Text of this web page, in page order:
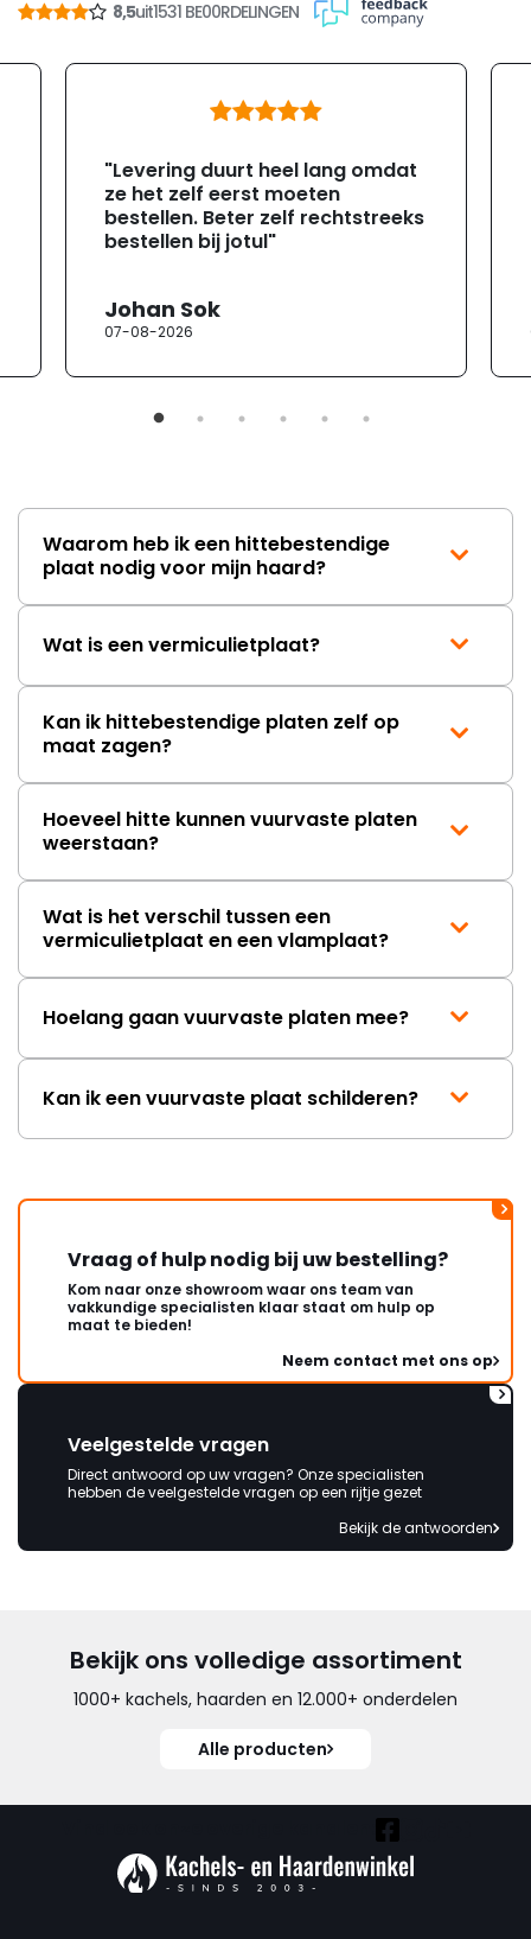
8,5uit1531 BE00RDELINGEN
"Levering duurt heel lang omdat
ze het zelf eerst moeten
bestellen. Beter zelf rechtstreeks
bestellen bij jotul"
Johan Sok
07-08-2026
Waarom heb ik een hittebestendige
plaat nodig voor mijn haard?
Wat is een vermiculietplaat?
Kan ik hittebestendige platen zelf op
maat zagen?
Hoeveel hitte kunnen vuurvaste platen
weerstaan?
Wat is het verschil tussen een
vermiculietplaat en een vlamplaat?
Hoelang gaan vuurvaste platen mee?
Kan ik een vuurvaste plaat schilderen?
Vraag of hulp nodig bij uw bestelling?
Kom naar onze showroom waar ons team van
vakkundige specialisten klaar staat om hulp op
maat te bieden!
Neem contact met ons op
Veelgestelde vragen
Direct antwoord op uw vragen? Onze specialisten
hebben de veelgestelde vragen op een rijtje gezet
Bekijk de antwoorden
Bekijk ons volledige assortiment
1000+ kachels, haarden en 12.000+ onderdelen
Alle producten